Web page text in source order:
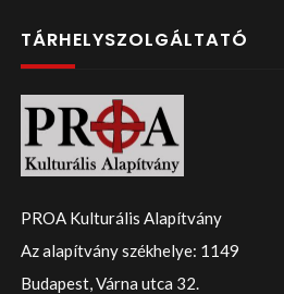
TÁRHELYSZOLGÁLTATÓ
PROA Kulturális Alapítvány
Az alapítvány székhelye: 1149
Budapest, Várna utca 32.